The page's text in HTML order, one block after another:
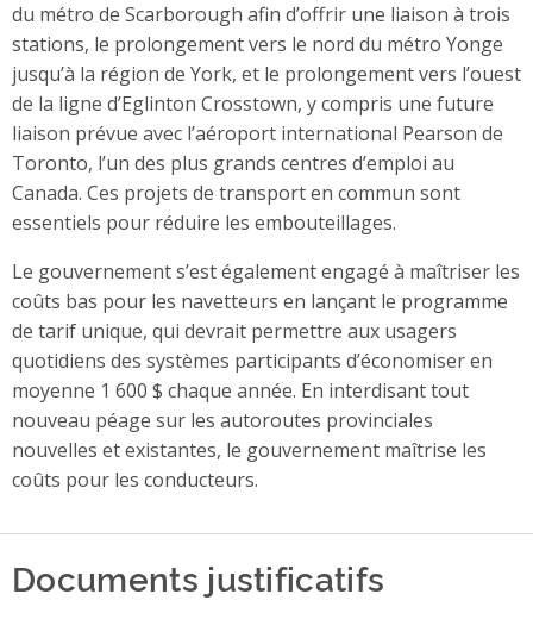
du métro de Scarborough afin d’offrir une liaison à trois
stations, le prolongement vers le nord du métro Yonge
jusqu’à la région de York, et le prolongement vers l’ouest
de la ligne d’Eglinton Crosstown, y compris une future
liaison prévue avec l’aéroport international Pearson de
Toronto, l’un des plus grands centres d’emploi au
Canada. Ces projets de transport en commun sont
essentiels pour réduire les embouteillages.
Le gouvernement s’est également engagé à maîtriser les
coûts bas pour les navetteurs en lançant le programme
de tarif unique, qui devrait permettre aux usagers
quotidiens des systèmes participants d’économiser en
moyenne 1 600 $ chaque année. En interdisant tout
nouveau péage sur les autoroutes provinciales
nouvelles et existantes, le gouvernement maîtrise les
coûts pour les conducteurs.
Documents justificatifs